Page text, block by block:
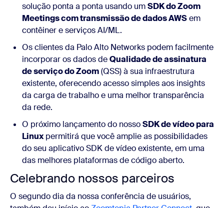
solução ponta a ponta usando umSDK do Zoom
Meetings com transmissão de dados AWSem
contêiner e serviços AI/ML.
Os clientes da Palo Alto Networks podem facilmente
incorporar os dados deQualidade de assinatura
de serviço do Zoom(QSS) à sua infraestrutura
existente, oferecendo acesso simples aos insights
da carga de trabalho e uma melhor transparência
da rede.
O próximo lançamento do nossoSDK de vídeo para
Linuxpermitirá que você amplie as possibilidades
do seu aplicativo SDK de vídeo existente, em uma
das melhores plataformas de código aberto.
Celebrando nossos parceiros
O segundo dia da nossa conferência de usuários,